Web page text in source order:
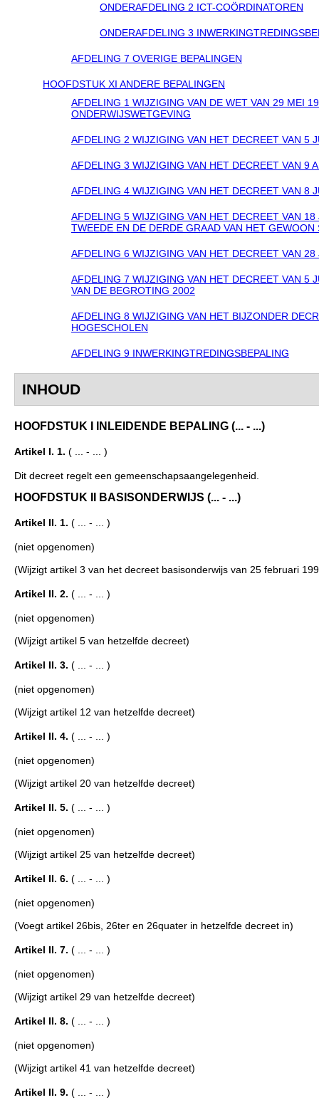
ONDERAFDELING 2 ICT-COÖRDINATOREN
ONDERAFDELING 3
AFDELING 7 OVERIGE BEPALINGEN
HOOFDSTUK XI ANDERE BEPALINGEN
AFDELING 1 WIJZIGING VAN DE WET VAN 29 MEI
ONDERWIJSWETGEVING
AFDELING 2 WIJZIGING VAN HET DECREET VAN 5
AFDELING 3 WIJZIGING VAN HET DECREET VAN 9
AFDELING 4 WIJZIGING VAN HET DECREET VAN 8
AFDELING 5 WIJZIGING VAN HET DECREET VAN
TWEEDE EN DE DERDE GRAAD VAN HET
AFDELING 6 WIJZIGING VAN HET DECREET VAN
AFDELING 7 WIJZIGING VAN HET DECREET VAN 5
VAN DE BEGROTING 2002
AFDELING 8 WIJZIGING VAN HET BIJZONDER
HOGESCHOLEN
AFDELING 9 INWERKINGTREDINGSBEPALING
INHOUD
HOOFDSTUK I INLEIDENDE BEPALING (... - ...)
Artikel I. 1. ( ... - ... )
Dit decreet regelt een gemeenschapsaangelegenheid.
HOOFDSTUK II BASISONDERWIJS (... - ...)
Artikel II. 1. ( ... - ... )
(niet opgenomen)
(Wijzigt artikel 3 van het decreet basisonderwijs van 25 februari
Artikel II. 2. ( ... - ... )
(niet opgenomen)
(Wijzigt artikel 5 van hetzelfde decreet)
Artikel II. 3. ( ... - ... )
(niet opgenomen)
(Wijzigt artikel 12 van hetzelfde decreet)
Artikel II. 4. ( ... - ... )
(niet opgenomen)
(Wijzigt artikel 20 van hetzelfde decreet)
Artikel II. 5. ( ... - ... )
(niet opgenomen)
(Wijzigt artikel 25 van hetzelfde decreet)
Artikel II. 6. ( ... - ... )
(niet opgenomen)
(Voegt artikel 26bis, 26ter en 26quater in hetzelfde decreet in)
Artikel II. 7. ( ... - ... )
(niet opgenomen)
(Wijzigt artikel 29 van hetzelfde decreet)
Artikel II. 8. ( ... - ... )
(niet opgenomen)
(Wijzigt artikel 41 van hetzelfde decreet)
Artikel II. 9. ( ... - ... )